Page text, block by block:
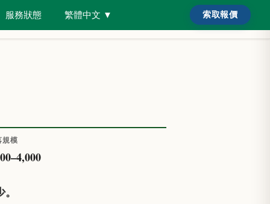
服務狀態 繁體中文 ▼ 索取報價
搜尋害蟲或房屋類型…… 需要協助？
規模
–4,000